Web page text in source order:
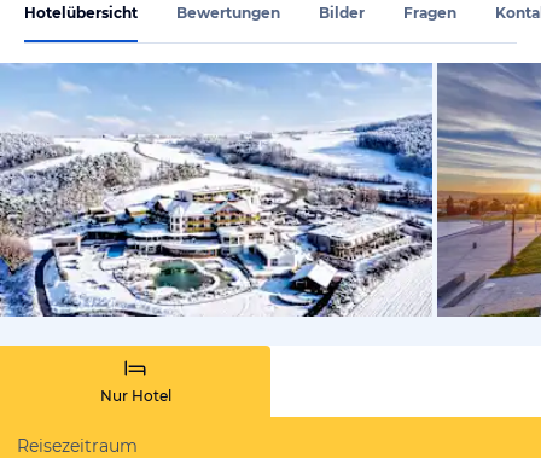
Hotelübersicht Bewertungen Bilder Fragen
vom
Nur Hotel
Reisezeitraum